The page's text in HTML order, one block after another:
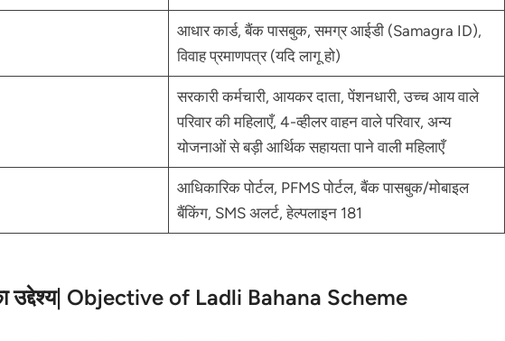
आधार कार्ड, बैंक पासबुक, समग्र आईडी (Samagra ID),
विवाह प्रमाणपत्र (यदि लागू हो)
सरकारी कर्मचारी, आयकर दाता, पेंशनधारी, उच्च आय वाले
परिवार की महिलाएँ, 4-व्हीलर वाहन वाले परिवार, अन्य
योजनाओं से बड़ी आर्थिक सहायता पाने वाली महिलाएँ
आधिकारिक पोर्टल, PFMS पोर्टल, बैंक पासबुक/मोबाइल
बैंकिंग, SMS अलर्ट, हेल्पलाइन 181
उद्देश्य| Objective of Ladli Bahana Scheme